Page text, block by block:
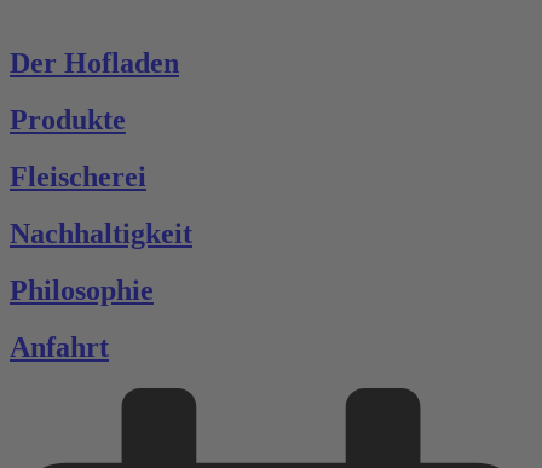
Der Hofladen
Produkte
Fleischerei
Nachhaltigkeit
Philosophie
Anfahrt